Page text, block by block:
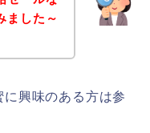
ました～
興味のある方は参